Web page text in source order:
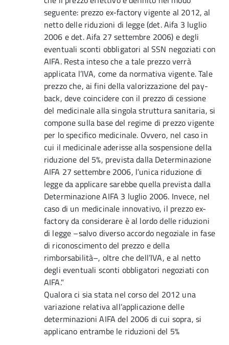
seguente: prezzo ex-factory vigente al 2012, al
netto delle riduzioni di legge (det. Aifa 3 luglio
2006 e det. Aifa 27 settembre 2006) e degli
eventuali sconti obbligatori al SSN negoziati con
AIFA. Resta inteso che a tale prezzo verrà
applicata l’IVA, come da normativa vigente. Tale
prezzo che, ai fini della valorizzazione del pay-
back, deve coincidere con il prezzo di cessione
del medicinale alla singola struttura sanitaria, si
compone sulla base del regime di prezzo vigente
per lo specifico medicinale. Ovvero, nel caso in
cui il medicinale aderisse alla sospensione della
riduzione del 5%, prevista dalla Determinazione
AIFA 27 settembre 2006, l’unica riduzione di
legge da applicare sarebbe quella prevista dalla
Determinazione AIFA 3 luglio 2006. Invece, nel
caso di un medicinale innovativo, il prezzo ex-
factory da considerare è al lordo delle riduzioni
di legge –salvo diverso accordo negoziale in fase
di riconoscimento del prezzo e della
rimborsabilità–, oltre che dell’IVA, e al netto
degli eventuali sconti obbligatori negoziati con
AIFA."
Qualora ci sia stata nel corso del 2012 una
variazione relativa all’applicazione delle
determinazioni AIFA del 2006 di cui sopra, si
applicano entrambe le riduzioni del 5%